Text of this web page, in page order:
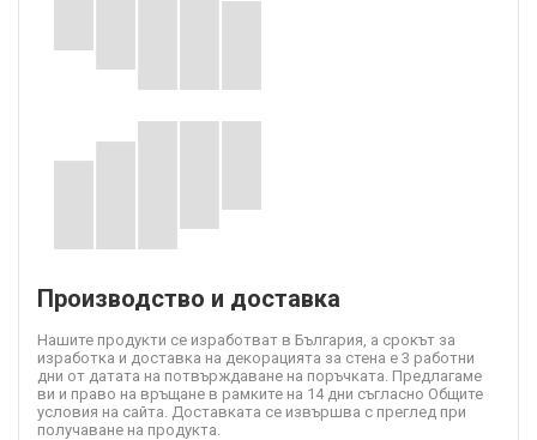
Производство и доставка
Нашите продукти се изработват в България, а срокът за
изработка и доставка на декорацията за стена е 3 работни
дни от датата на потвърждаване на поръчката. Предлагаме
ви и право на връщане в рамките на 14 дни съгласно Общите
условия на сайта. Доставката се извършва с преглед при
получаване на продукта.